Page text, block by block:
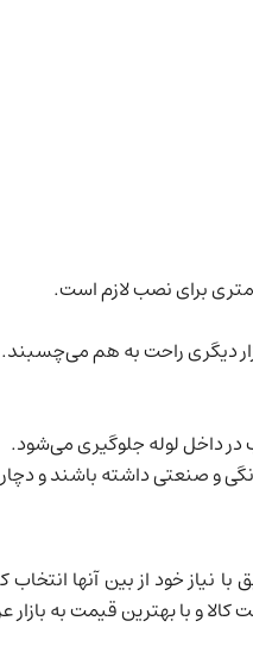
دیگری راحت به هم می‌چسبند.
داخل لوله جلوگیری می‌شود.
و صنعتی داشته باشند و
نیاز خود از بین آنها انتخاب
و با بهترین قیمت به